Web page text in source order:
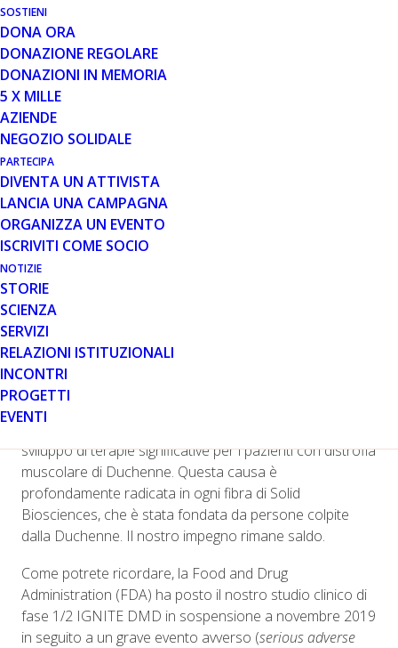
SOSTIENI
DONA ORA
DONAZIONE REGOLARE
DONAZIONI IN MEMORIA
5 X MILLE
AZIENDE
NEGOZIO SOLIDALE
PARTECIPA
DIVENTA UN ATTIVISTA
LANCIA UNA CAMPAGNA
ORGANIZZA UN EVENTO
ISCRIVITI COME SOCIO
NOTIZIE
STORIE
SCIENZA
SERVIZI
RELAZIONI ISTITUZIONALI
INCONTRI
PROGETTI
EVENTI
Riceviamo da Solid Biosciences un nuovo
aggiornamento sullo studio di terapia genica con la
microdistrofina SGT-001, IGNITE DMD.
Da quanto riportato nella lettera alla comunità, resta in
vigore la sospensione clinica del trial stabilita a
novembre dello scorso anno dalla FDA, ma l’azienda e
l’Agenzia regolatoria stanno continuando a collaborare
per definire al meglio gli interventi da adottare affinché lo
studio possa riprendere in sicurezza. Entro il terzo
trimestre del 2020 in particolare, Solid fornirà alla FDA gli
ulteriori dati richiesti per le valutazioni degli esperti
dell’Agenzia.
Cara comunità Duchenne,
sviluppo di terapie significative per i pazienti con distrofia
muscolare di Duchenne. Questa causa è
profondamente radicata in ogni fibra di Solid
Biosciences, che è stata fondata da persone colpite
dalla Duchenne. Il nostro impegno rimane saldo.
Come potrete ricordare, la Food and Drug
Administration (FDA) ha posto il nostro studio clinico di
fase 1/2 IGNITE DMD in sospensione a novembre 2019
in seguito a un grave evento avverso (serious adverse